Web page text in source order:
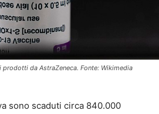
da AstraZeneca. Fonte: Wikimedia
sono scaduti circa 840.000